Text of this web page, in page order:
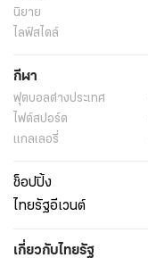
นิยาย
ไลฟ์สไตล์
กีฬา
ฟุตบอลต่่างประเทศ
ไฟต์สปอร์ต
แกลเลอรี่
ช็อปปิ้ง
ไทยรัฐอีเวนต์
เกี่ยวกับไทยรัฐ